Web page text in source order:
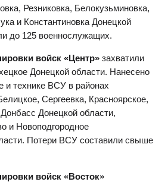
Резниковка, Белокузьминовка,
и Константиновка Донецкой
до 125 военнослужащих.
войск «Центр» захватили
Донецкой области. Нанесено
и технике ВСУ в районах
Сергеевка, Красноярское,
Донецкой области,
и Новоподгородное
Потери ВСУ составили свыше
войск «Восток»